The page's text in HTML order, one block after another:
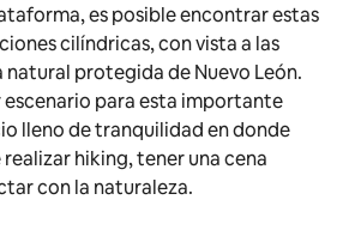
es posible encontrar estas
cilíndricas, con vista a las
natural protegida de Nuevo León.
escenario para esta importante
lleno de tranquilidad en donde
hiking, tener una cena
con la naturaleza.